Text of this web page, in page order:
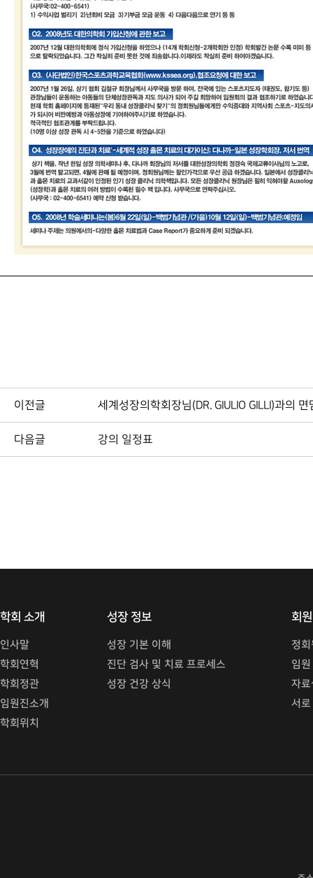
이전글 세계성장의학회장님(DR. GIULIO GILLI)과의
다음글 강의 일정표
학회 소개
인사말
학회연혁
학회정관
임원진소개
학회위치
성장 정보
성장 기본 이해
진단 검사 및 치료 프로세스
성장 건강 상식
회
정
임
자료
서